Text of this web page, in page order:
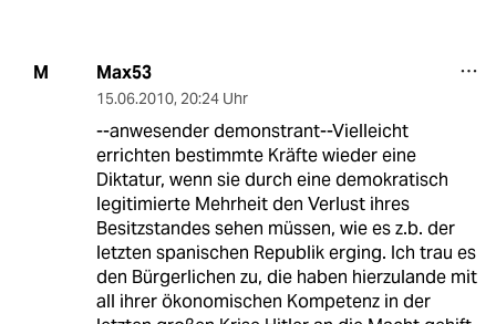
M Max53
15.06.2010, 20:24 Uhr
--anwesender demonstrant--Vielleicht
errichten bestimmte Kräfte wieder eine
Diktatur, wenn sie durch eine demokratisch
legitimierte Mehrheit den Verlust ihres
Besitzstandes sehen müssen, wie es z.b. der
letzten spanischen Republik erging. Ich trau es
den Bürgerlichen zu, die haben hierzulande mit
all ihrer ökonomischen Kompetenz in der